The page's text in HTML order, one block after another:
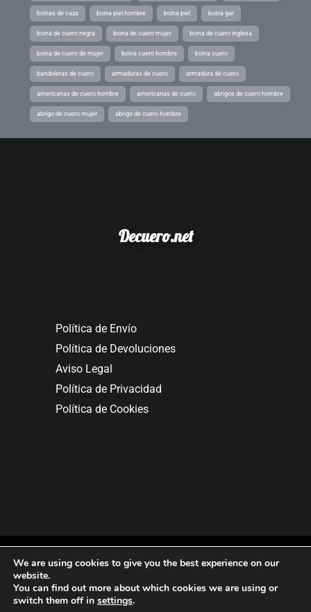
boinas de caza boina piel hombre boina piel boina gar
boina de cuero negra boina de cuero mujer boina de cuero inglesa
boina de cuero de mujer boina cuero hombre boina cuero
bandoleras de cuero armaduras de cuero armadura de cuero
americanas de cuero hombre americanas de cuero abrigos de cuero hombre
abrigo de cuero mujer abrigo de cuero hombre
Decuero.net
Política de Envío
Política de Devoluciones
Aviso Legal
Política de Privacidad
Política de Cookies
Copyright © 2025. All rights reserved.
We are using cookies to give you the best experience on our
website.
You can find out more about which cookies we are using or
switch them off in settings.